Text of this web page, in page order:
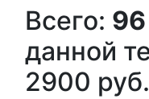
Всего: 96
данной
2900